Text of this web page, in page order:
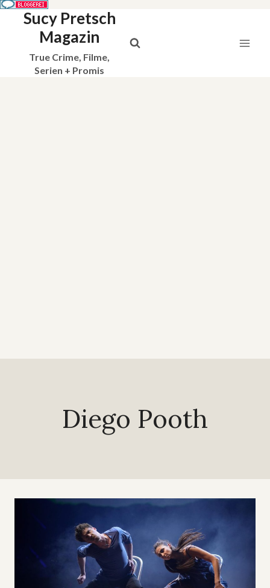
Sucy Pretsch
Magazin
True Crime, Filme,
Serien + Promis
Diego Pooth